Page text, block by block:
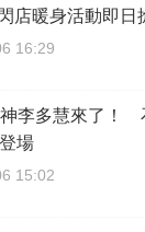
店暖身活動即日
16:29
李多慧來了！
場
15:02